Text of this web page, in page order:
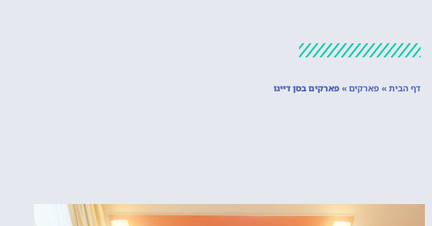
דף הבית» פארקים»פארקים בסן דייגו